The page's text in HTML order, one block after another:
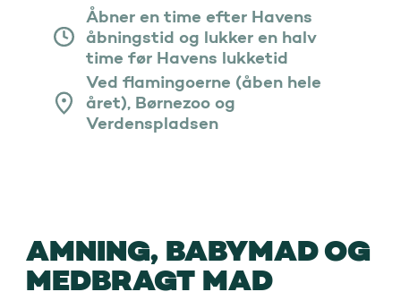
Åbner en time efter Havens
åbningstid og lukker en halv
time før Havens lukketid
Ved flamingoerne (åben hele
året), Børnezoo og
Verdenspladsen
AMNING, BABYMAD OG
MEDBRAGT MAD